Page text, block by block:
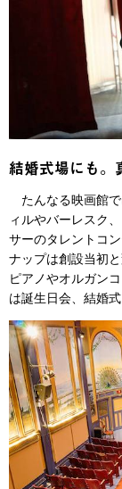
結婚式場にも。
たんなる映画館で
ィルやバーレスク
サーのタレントコ
ナップは創設当初
ピアノやオルガン
は誕生日会、結婚